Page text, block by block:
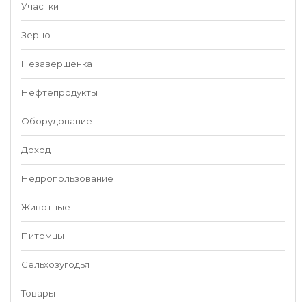
Участки
Зерно
Незавершёнка
Нефтепродукты
Оборудование
Доход
Недропользование
Животные
Питомцы
Сельхозугодья
Товары